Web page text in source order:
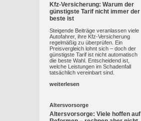
Kfz-Versicherung: Warum der
günstigste Tarif nicht immer der
beste ist
Steigende Beiträge veranlassen viele
Autofahrer, ihre Kfz-Versicherung
regelmäßig zu überprüfen. Ein
Preisvergleich lohnt sich – doch der
günstigste Tarif ist nicht automatisch
die beste Wahl. Entscheidend ist,
welche Leistungen im Schadenfall
tatsächlich vereinbart sind.
weiterlesen
Altersvorsorge
Altersvorsorge: Viele hoffen auf